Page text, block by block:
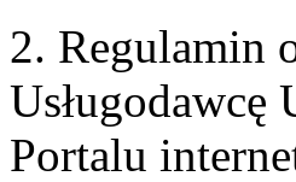
2. Regulamin
Usługodawcę
Portalu